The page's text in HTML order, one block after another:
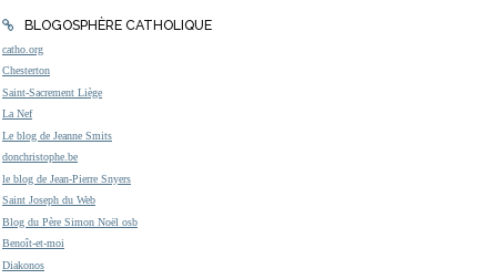
BLOGOSPHÈRE CATHOLIQUE
catho.org
Chesterton
Saint-Sacrement Liège
La Nef
Le blog de Jeanne Smits
donchristophe.be
le blog de Jean-Pierre Snyers
Saint Joseph du Web
Blog du Père Simon Noël osb
Benoît-et-moi
Diakonos